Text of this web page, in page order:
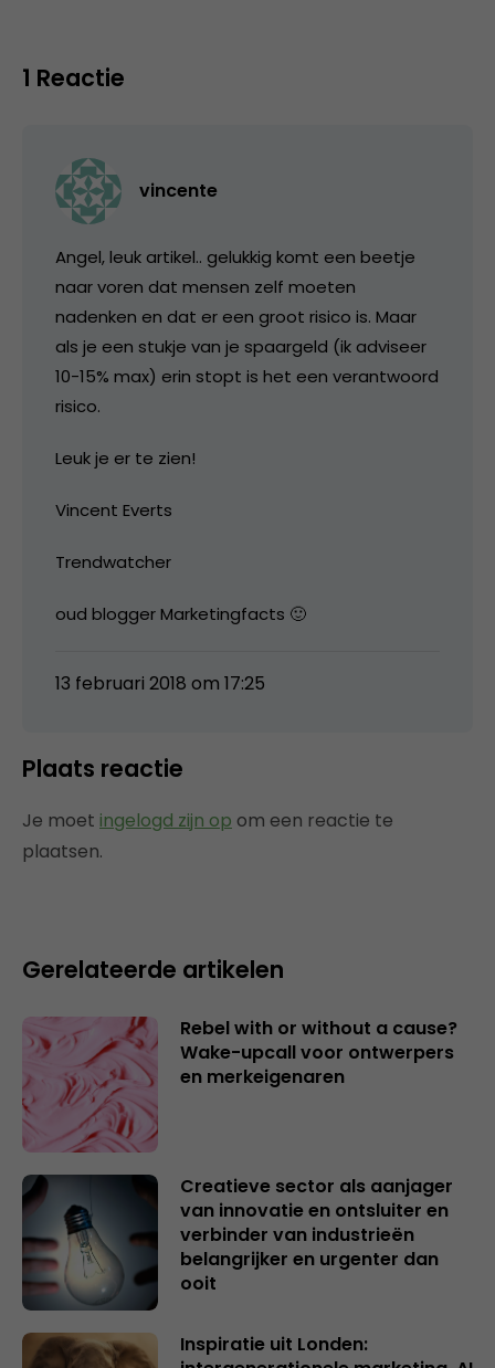
1 Reactie
vincente
Angel, leuk artikel.. gelukkig komt een beetje
naar voren dat mensen zelf moeten
nadenken en dat er een groot risico is. Maar
als je een stukje van je spaargeld (ik adviseer
10-15% max) erin stopt is het een verantwoord
risico.
Leuk je er te zien!
Vincent Everts
Trendwatcher
oud blogger Marketingfacts 🙂
13 februari 2018 om 17:25
Plaats reactie
Je moet ingelogd zijn op om een reactie te
plaatsen.
Gerelateerde artikelen
Rebel with or without a cause?
Wake-upcall voor ontwerpers
en merkeigenaren
Creatieve sector als aanjager
van innovatie en ontsluiter en
verbinder van industrieën
belangrijker en urgenter dan
ooit
Inspiratie uit Londen: